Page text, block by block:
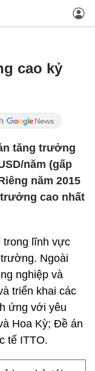
cao kỷ
tăng trưởng
năm (gấp
năm 2015
cao nhất
trong lĩnh vực
Ngoài
nghiệp và
triển khai các
ứng với yêu
Hoa Kỳ; Đề án
tế ITTO.